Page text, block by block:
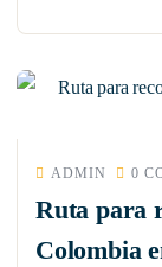
ADMIN 0
Ruta para
Colombia